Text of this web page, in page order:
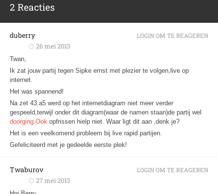
2 Reacties
duberry
26 mei 2013
Twan,
Ik zat jouw partij tegen Sipke ernst met plezier te volgen,live op
internet.
Het was spannend!
Na zet 43.a5 werd op het internetdiagram niet meer verder
gespeeld,terwijl onder dit diagram(waar de namen staan)de partij wel
doorging.Ook opfrissen hielp niet. Waar ligt dit aan ,denk je?
Het is een veelkomend probleem bij live rapid partijen.
Gefeliciteerd met je gedeelde eerste plek!
LOGIN OM TE REAGEREN
Twaburov
27 mei 2013
LOGIN OM TE REAGEREN